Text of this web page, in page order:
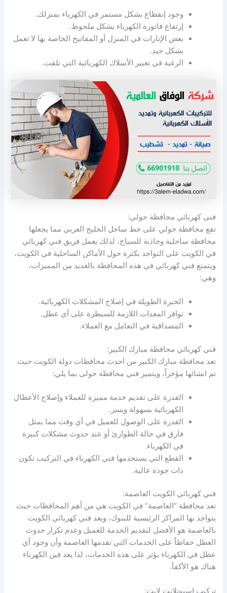
وجود إنقطاع بشكل مستمر في الكهرباء بمنزلك.
إرتفاع فاتورة الكهرباء بشكل ملحوظ.
بعض الإنارات في المنزل أو المفاتيح الخاصة بها لا تعمل
بشكل جيد.
الرغبة في تغيير الأسلاك الكهربائية التي تلفت.
فنى كهربائي محافظة حولي:
تقع محافظة حولي على خط ساحل الخليج العربي مما يجعلها
محافظة ساحلية وجاذبة للسياح، لذلك يعمل فريق فني كهربائي
في الكويت على التواجد بكثرة حول الأماكن الساحلية في الكويت،
ويتمتع فني كهربائي في هذه المحافظة بالعديد من المميزات،
وهي:
الخبرة الطويلة في إصلاح المشكلات الكهربائية.
توافر المعدات اللازمة للسيطرة على أي عطل.
المصداقية في التعامل مع العملاء.
فني كهربائي محافظة مبارك الكبير:
تعد محافظة مبارك الكبير من احدث محافظات دولة الكويت حيث
تم انشائها مؤخراً، ويتميز فني محافظة حولى بما يلي:
القدرة على تقديم خدمة مميزة للعملاء وإصلاح الأعطال
الكهربائية بسهولة ويسر.
القدرة على الوصول للعميل في أي وقت مما يمثل
فارق في حالة الطوارئ أو عند حدوث مشكلات كبيرة
في الكهرباء.
القطع التي يستخدمها فني الكهرباء في التركيب تكون
ذات جودة عالية.
فني كهربائي الكويت العاصمة:
تعد محافظة “العاصمة” في الكويت هي من أهم المحافظات حيث
يتواجد بها المراكز الرئيسية للبنوك، ويعد فني كهربائي الكويت
بالعاصمة هو الأفضل لتقديم الخدمة للعميل وعدم تكرار حدوث
العطل حفاظاً على الخدمات التي تقدمها العاصمة وأن وجود أي
عطل في الكهرباء يؤثر على هذه الخدمات، لذا يعد فين الكهرباء
هناك هو الأكفأ.
تركيب اسبوتلايت لايت: